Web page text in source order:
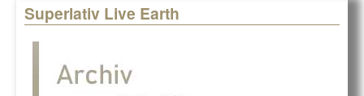
Superlativ Live Earth